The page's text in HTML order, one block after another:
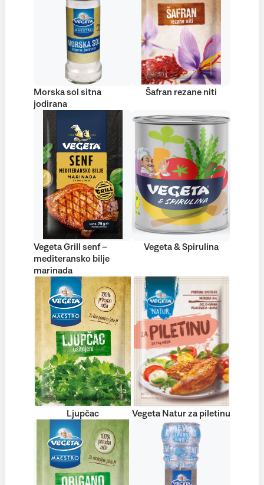
Morska sol sitna
jodirana
Šafran rezane niti
Vegeta Grill senf –
mediteransko bilje
marinada
Vegeta & Spirulina
Ljupčac Vegeta Natur za piletinu